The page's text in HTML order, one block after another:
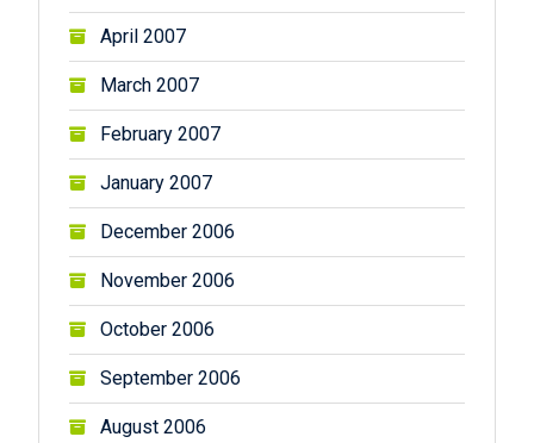
April 2007
March 2007
February 2007
January 2007
December 2006
November 2006
October 2006
September 2006
August 2006